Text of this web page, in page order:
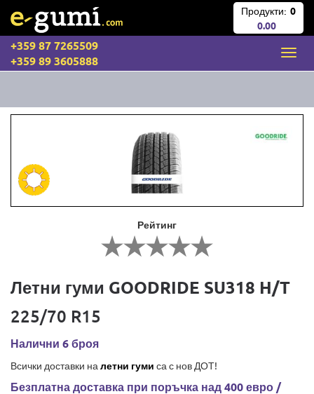
Продукти: 0
0.00
+359 87 7265509
+359 89 3605888
Рейтинг
Летни гуми GOODRIDE SU318 H/T
225/70 R15
Налични 6 броя
Всички доставки на летни гуми са с нов ДОТ!
Безплатна доставка при поръчка над 400 евро /